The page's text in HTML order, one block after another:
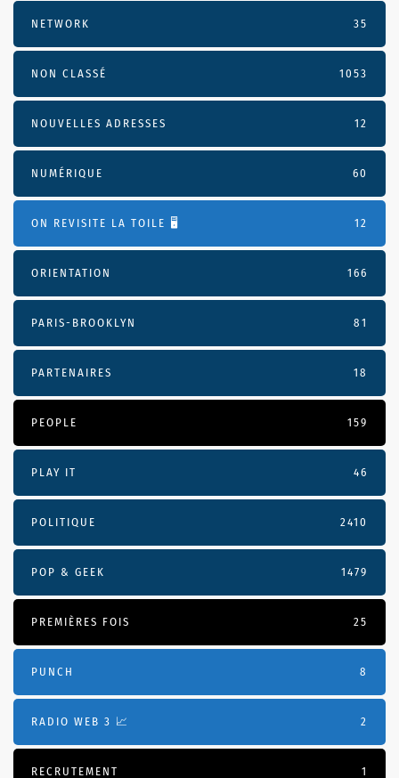
NETWORK 35
NON CLASSÉ 1053
NOUVELLES ADRESSES 12
NUMÉRIQUE 60
ON REVISITE LA TOILE 🖥️ 12
ORIENTATION 166
PARIS-BROOKLYN 81
PARTENAIRES 18
PEOPLE 159
PLAY IT 46
POLITIQUE 2410
POP & GEEK 1479
PREMIÈRES FOIS 25
PUNCH 8
RADIO WEB 3 📈 2
RECRUTEMENT 1